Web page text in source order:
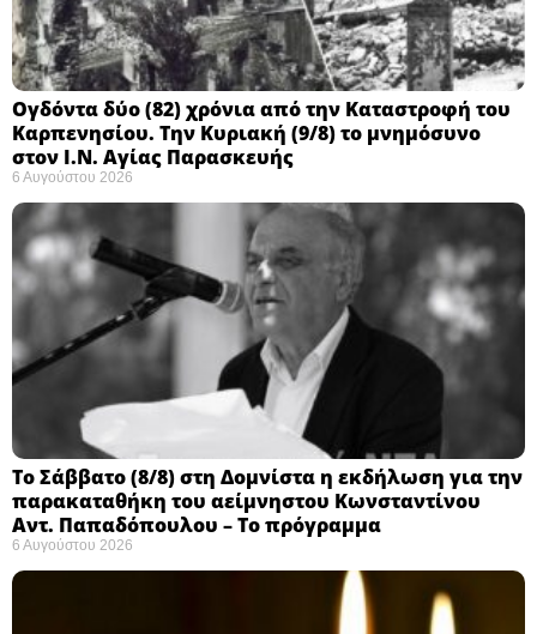
Ογδόντα δύο (82) χρόνια από την Καταστροφή του
Καρπενησίου. Την Κυριακή (9/8) το μνημόσυνο
στον Ι.Ν. Αγίας Παρασκευής
6 Αυγούστου 2026
Το Σάββατο (8/8) στη Δομνίστα η εκδήλωση για την
παρακαταθήκη του αείμνηστου Κωνσταντίνου
Αντ. Παπαδόπουλου – Το πρόγραμμα
6 Αυγούστου 2026